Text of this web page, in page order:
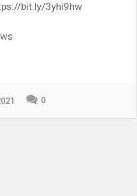
bit.ly/3yhi9hw
0